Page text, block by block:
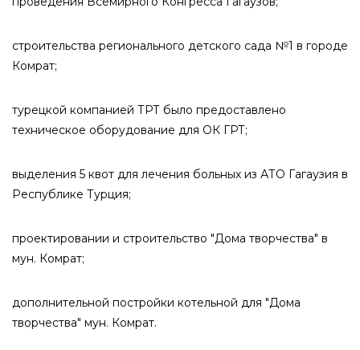
строительства регионального детского сада №1 в городе
Комрат;
турецкой компанией ТРТ было предоставлено
техническое оборудование для ОК ГРТ;
выделения 5 квот для лечения больных из АТО Гагаузия в
Республике Турция;
проектировании и строительство "Дома творчества" в
мун. Комрат;
дополнительной постройки котельной для "Дома
творчества" мун. Комрат.